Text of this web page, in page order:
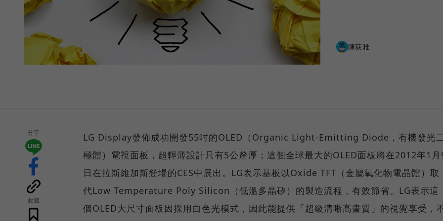
陳荻雅
分享
收藏
LG Display發佈成功開發55吋的OLED（Organic Light-Emitting Diode，有機發光
極體）電視面板，超輕薄設計只有5公釐厚；這個全球最大的OLED面板將在2012年1月
日在拉斯維加斯豋場的CES中展出。LG表示基板以Oxide TFT（金屬氧化物電晶體）取
代Low Temperature Poly Silicon（低溫多晶矽）的製造流程，有效節省。LG表示這
個OLED大尺寸面板因採用白色光模式，因此能提供「超級清晰高畫質」的視覺享受，